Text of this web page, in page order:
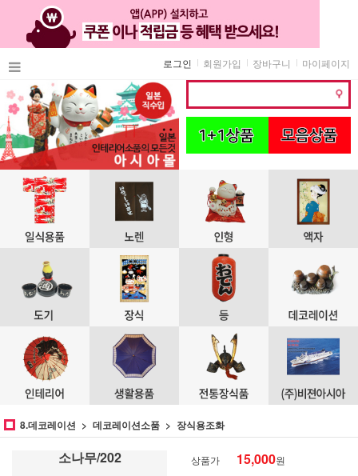
마이페이지
장바구니
회원가입
로그인
8.데코레이션 데코레이션소품 장식용조화
소나무/202 상품가 15,000원